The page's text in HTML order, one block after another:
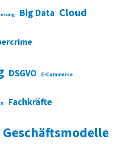
Big Data Cloud
DSGVO E-Commerce
Fachkräfte
Geschäftsmodelle